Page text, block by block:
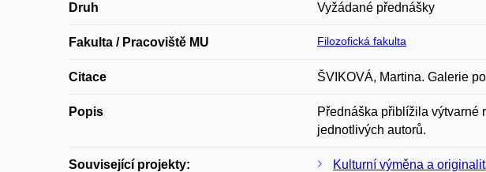
Druh Vyžádané přednášky
Fakulta / Pracoviště MU Filozofická fakulta
Citace ŠVIKOVÁ, Martina. Galerie
Popis
Přednáška přiblížila výtvarné
jednotlivých autorů.
Související projekty: Kulturní výměna a